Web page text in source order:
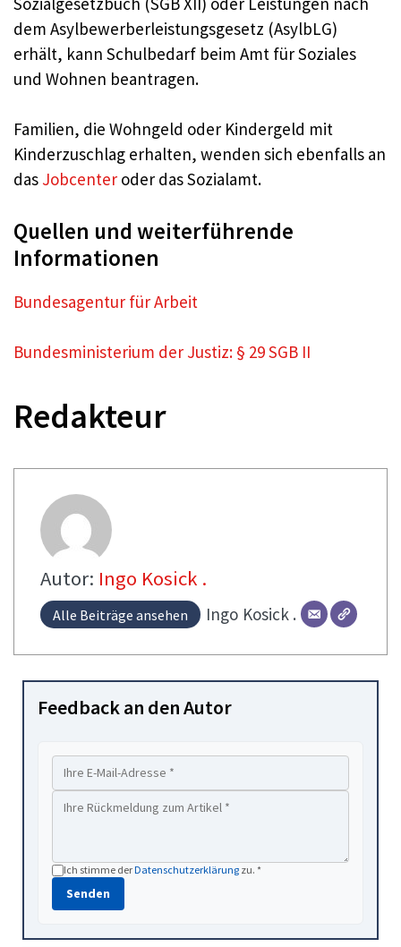
dem Asylbewerberleistungsgesetz (AsylbLG)
erhält, kann Schulbedarf beim Amt für Soziales
und Wohnen beantragen.
Familien, die Wohngeld oder Kindergeld mit
Kinderzuschlag erhalten, wenden sich ebenfalls an
das Jobcenter oder das Sozialamt.
Quellen und weiterführende
Informationen
Bundesagentur für Arbeit
Bundesministerium der Justiz: § 29 SGB II
Redakteur
Autor: Ingo Kosick .
Alle Beiträge ansehen Ingo Kosick .
Feedback an den Autor
Ich stimme derDatenschutzerklärung zu. *
Senden